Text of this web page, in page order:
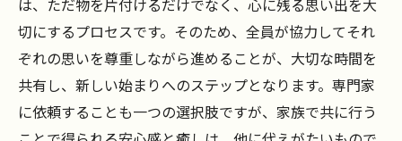
は、ただ物を片付けるだけでなく、心に残る思い出を大
切にするプロセスです。そのため、全員が協力してそれ
ぞれの思いを尊重しながら進めることが、大切な時間を
共有し、新しい始まりへのステップとなります。専門家
に依頼することも一つの選択肢ですが、家族で共に行う